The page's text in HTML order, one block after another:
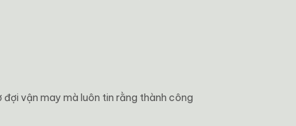
vận may mà luôn tin rằng thành công